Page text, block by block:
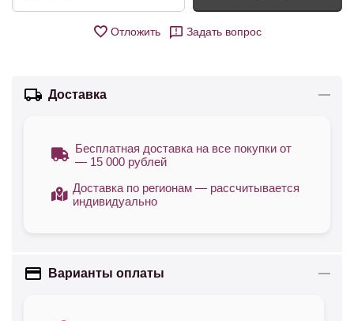
Отложить Задать вопрос
Доставка
Бесплатная доставка на все покупки от
— 15 000 рублей
Доставка по регионам — рассчитывается
индивидуально
Варианты оплаты